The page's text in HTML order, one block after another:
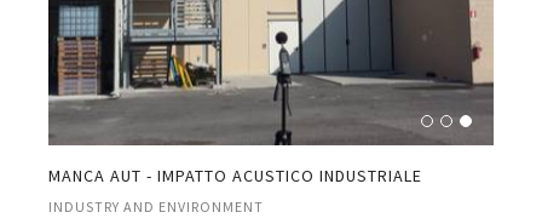
MANCA AUT - IMPATTO ACUSTICO INDUSTRIALE
INDUSTRY AND ENVIRONMENT